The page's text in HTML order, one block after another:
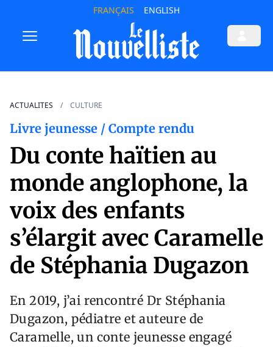
FRANÇAIS ENGLISH
ACTUALITES CULTURE
Livre jeunesse / Compte rendu
Du conte haïtien au
monde anglophone, la
voix des enfants
s’élargit avec Caramelle
de Stéphania Dugazon
En 2019, j’ai rencontré Dr Stéphania
Dugazon, pédiatre et auteure de
Caramelle, un conte jeunesse engagé